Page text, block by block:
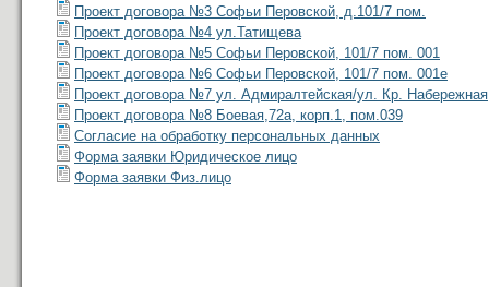
Проект договора №3 Софьи Перовской, д.101/7 пом.
Проект договора №4 ул.Татищева
Проект договора №5 Софьи Перовской, 101/7 пом. 001
Проект договора №6 Софьи Перовской, 101/7 пом. 001е
Проект договора №7 ул. Адмиралтейская/ул. Кр.
Проект договора №8 Боевая,72а, корп.1, пом.039
Согласие на обработку персональных данных
Форма заявки Юридическое лицо
Форма заявки Физ.лицо